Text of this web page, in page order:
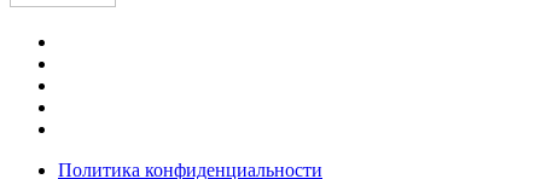
Политика конфиденциальности